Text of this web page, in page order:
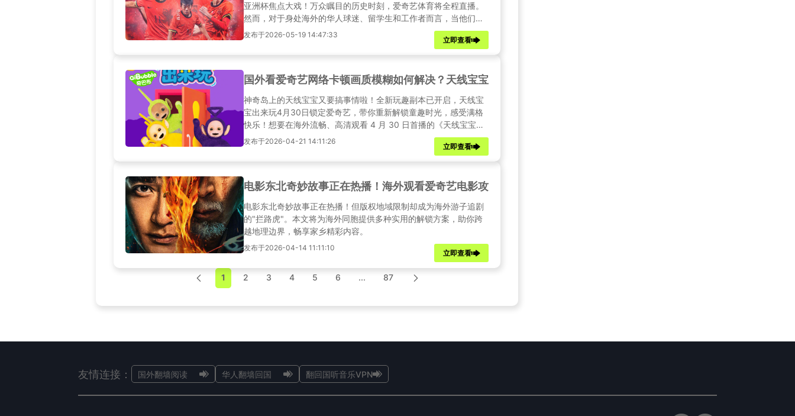
亚洲杯焦点大戏！万众瞩目的历史时刻，爱奇艺体育将全程直播。
然而，对于身处海外的华人球迷、留学生和工作者而言，当他们打
开爱奇艺体育APP或网页时，却往往只能看到"您所在的地区暂不支
发布于2026-05-19 14:47:33
立即查看
国外看爱奇艺网络卡顿画质模糊如何解决？天线宝宝出来玩定档0430
神奇岛上的天线宝宝又要搞事情啦！全新玩趣副本已开启，天线宝
宝出来玩4月30日锁定爱奇艺，带你重新解锁童趣时光，感受满格
快乐！想要在海外流畅、高清观看 4 月 30 日首播的《天线宝宝出
来玩》，彻底解决爱奇艺网络卡顿、画质模糊、地区限制问题，就
发布于2026-04-21 14:11:26
立即查看
电影东北奇妙故事正在热播！海外观看爱奇艺电影攻略
电影东北奇妙故事正在热播！但版权地域限制却成为海外游子追剧
的"拦路虎"。本文将为海外同胞提供多种实用的解锁方案，助你跨
越地理边界，畅享家乡精彩内容。
发布于2026-04-14 11:11:10
立即查看
1 2 3 4 5 6 ... 87
友情连接： 国外翻墙阅读 华人翻墙回国 翻回国听音乐VPN